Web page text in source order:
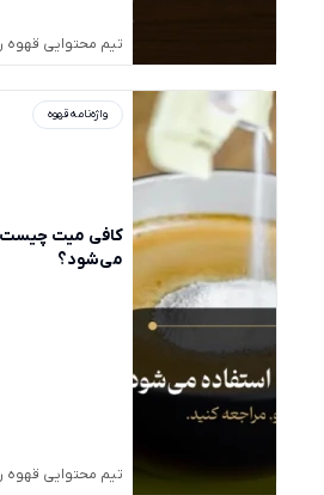
تیم محتوایی قهوه
واژه‌نامه قهوه
کافی میت چیست
می‌شود؟
تیم محتوایی قهوه